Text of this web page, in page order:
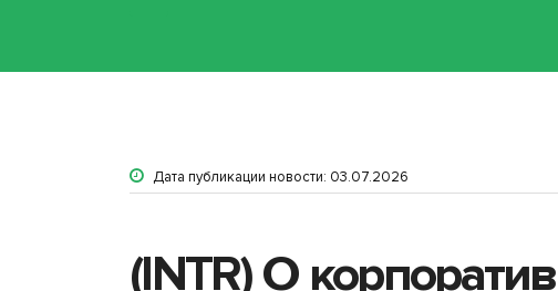
Дата публикации новости: 03.07.2026
(INTR) О